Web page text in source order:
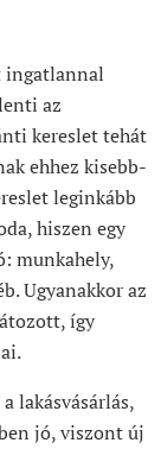
ingatlannal
az
kereslet tehát
ehhez kisebb-
leginkább
hiszen egy
munkahely,
Ugyanakkor az
így
lakásvásárlás,
jó, viszont új